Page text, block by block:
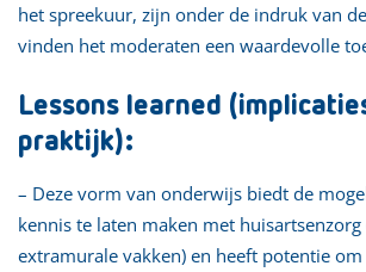
het spreekuur, zijn onder de indruk van
vinden het moderaten een waardevolle
Lessons learned
praktijk):
– Deze vorm van onderwijs biedt de
kennis te laten maken met huisartsenzorg
extramurale vakken) en heeft potentie